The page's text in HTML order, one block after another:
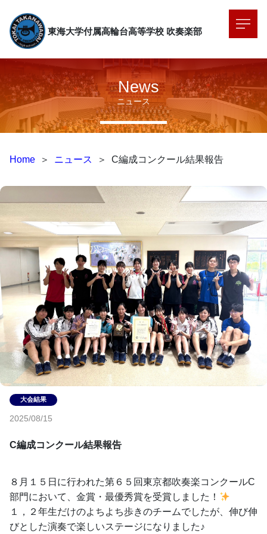
東海大学付属高輪台高等学校 吹奏楽部
ニュース
News
Home ＞ ニュース ＞ C編成コンクール結果報告
2025/08/15
C編成コンクール結果報告
８月１５日に行われた第６５回東京都吹奏楽コンクールC
部門において、金賞・最優秀賞を受賞しました！
１，２年生だけのよちよち歩きのチームでしたが、伸び伸
びとした演奏で楽しいステージになりました♪